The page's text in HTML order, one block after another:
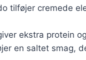
tilføjer cremede
ekstra protein
en saltet smag,